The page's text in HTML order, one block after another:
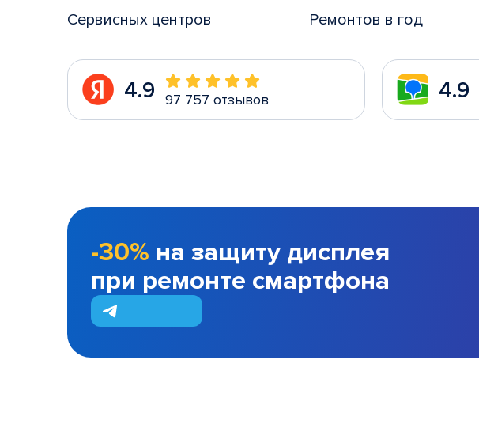
Сервисных центров Ремонтов в год
4.9 97 757 отзывов 4.9
-30% на защиту дисплея
при ремонте смартфона